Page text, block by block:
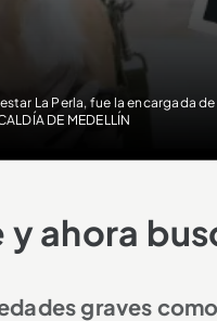
La Perla, fue la encargada
DE MEDELLÍN
ahora
graves